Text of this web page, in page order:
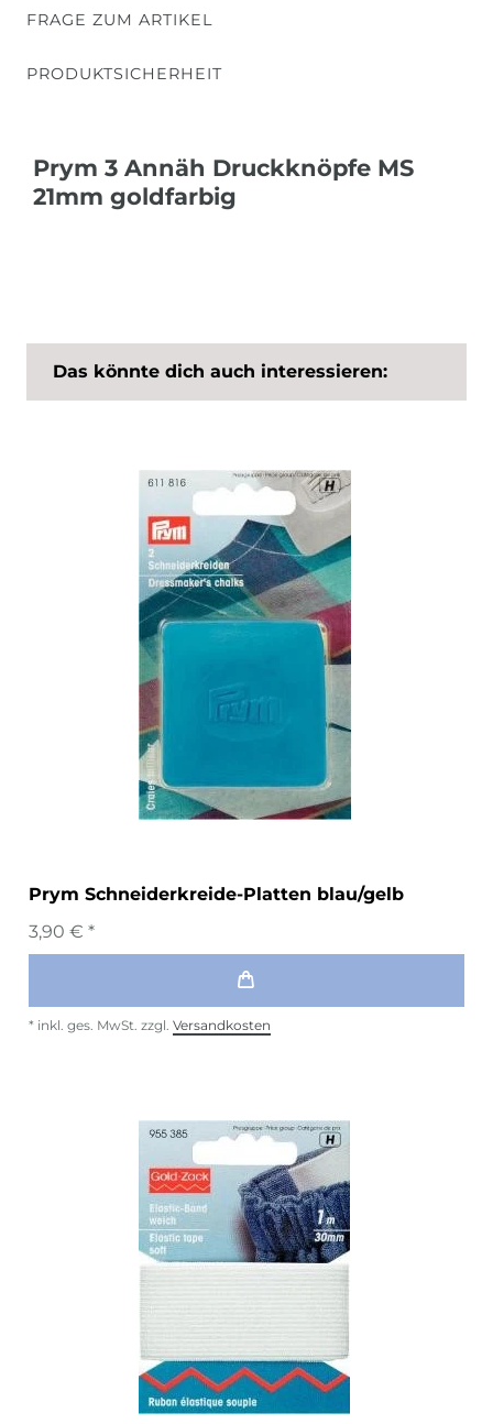
FRAGE ZUM ARTIKEL
PRODUKTSICHERHEIT
Prym 3 Annäh Druckknöpfe MS
21mm goldfarbig
Das könnte dich auch interessieren:
Prym Schneiderkreide-Platten blau/gelb
3,90 € *
* inkl. ges. MwSt. zzgl. Versandkosten